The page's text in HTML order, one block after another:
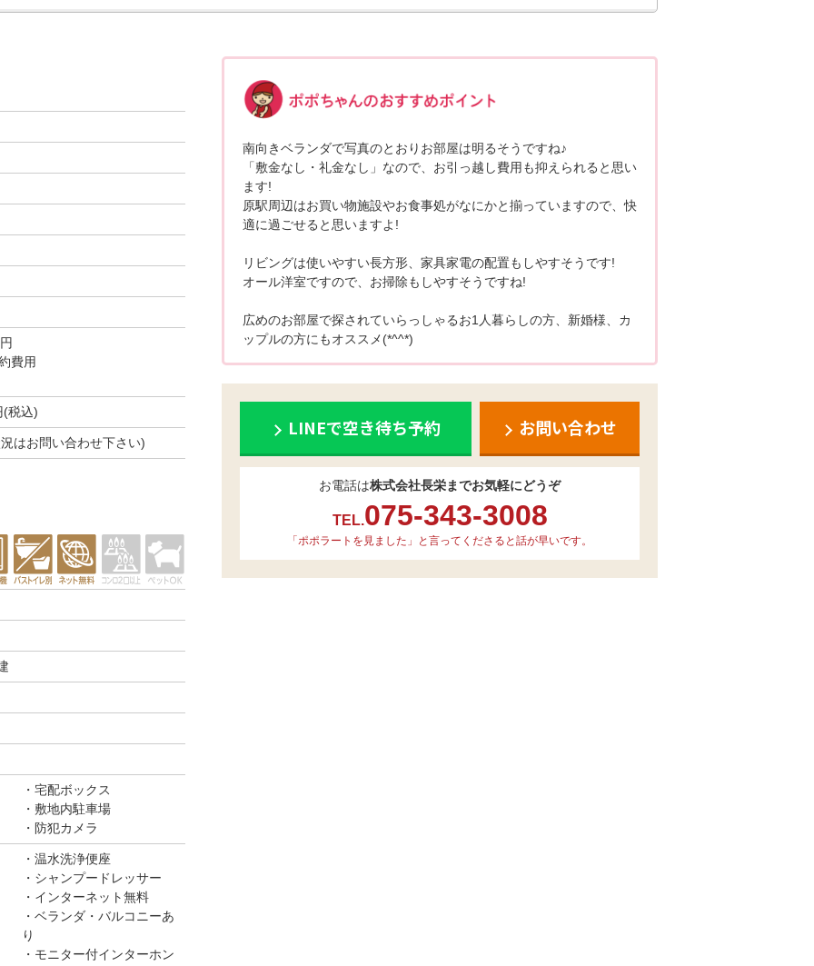
費用
(税込)
はお問い合わせ下さい)
宅配ボックス
敷地内駐車場
防犯カメラ
温水洗浄便座
シャンプードレッサー
インターネット無料
ベランダ・バルコニーあ
り
モニター付インターホン
南向きベランダで写真のとおりお部屋は明るそうですね♪
「敷金なし・礼金なし」なので、お引っ越し費用も抑えられると思い
ます!
原駅周辺はお買い物施設やお食事処がなにかと揃っていますので、快
適に過ごせると思いますよ!
リビングは使いやすい長方形、家具家電の配置もしやすそうです!
オール洋室ですので、お掃除もしやすそうですね!
広めのお部屋で探されていらっしゃるお1人暮らしの方、新婚様、カ
ップルの方にもオススメ(*^^*)
LINEで空き待ち予約 お問い合わせ
お電話は株式会社長栄までお気軽にどうぞ
TEL.075-343-3008
「ポポラートを見ました」と言ってくださると話が早いです。